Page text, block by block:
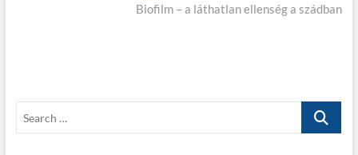
z
é
t
e
:
Biofilm – a láthatlan ellenség a szádban